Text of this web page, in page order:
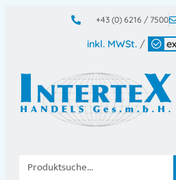
+43 (0) 6216 / 7500
inkl. MWSt./